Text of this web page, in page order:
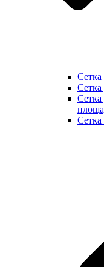
Сетка
Сетка
Сетка
Сетка